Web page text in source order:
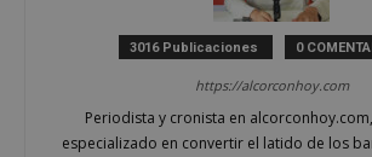
3016 Publicaciones 0
https://alcorconhoy.com
Periodista y cronista en
especializado en convertir el latido de los